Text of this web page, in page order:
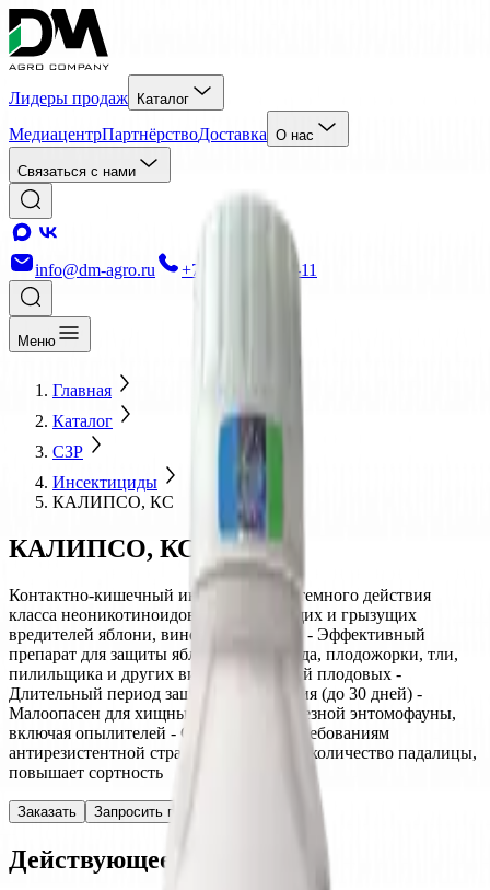
Лидеры продаж Каталог
МедиацентрПартнёрствоДоставка О нас
Связаться с нами
info@dm-agro.ru +7 (988) 520-02-11
Меню
Главная
Каталог
СЗР
Инсектициды
КАЛИПСО, КС
КАЛИПСО, КС
Контактно-кишечный инсектицид системного действия
класса неоникотиноидов против сосущих и грызущих
вредителей яблони, винограда и рапса. - Эффективный
препарат для защиты яблони от цветоеда, плодожорки, тли,
пилильщика и других видов вредителей плодовых -
Длительный период защитного действия (до 30 дней) -
Малоопасен для хищных клещей и полезной энтомофауны,
включая опылителей - Соответствует требованиям
антирезистентной стратегии - Снижает количество падалицы,
повышает сортность
Заказать Запросить прайс-лист
Действующее вещество